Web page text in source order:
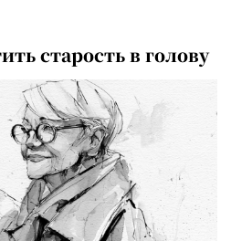
старость в голову